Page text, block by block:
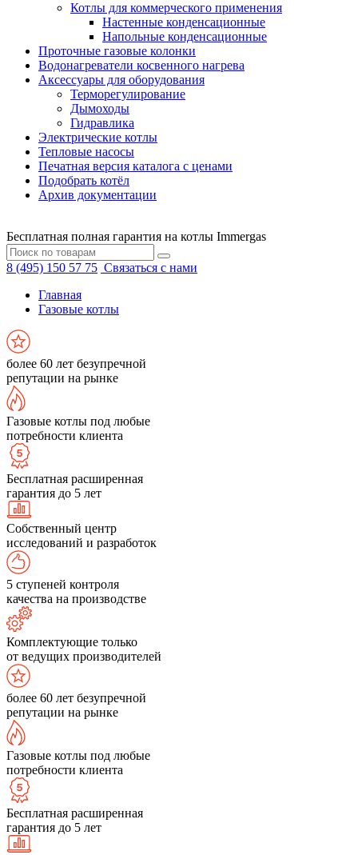
Котлы для коммерческого применения
Настенные конденсационные
Напольные конденсационные
Проточные газовые колонки
Водонагреватели косвенного нагрева
Аксессуары для оборудования
Терморегулирование
Дымоходы
Гидравлика
Электрические котлы
Тепловые насосы
Печатная версия каталога с ценами
Подобрать котёл
Архив документации
Бесплатная полная гарантия на котлы Immergas
8 (495) 150 57 75 Связаться с нами
Главная
Газовые котлы
более 60 лет безупречной
репутации на рынке
Газовые котлы под любые
потребности клиента
Бесплатная расширенная
гарантия до 5 лет
Собственный центр
исследований и разработок
5 ступеней контроля
качества на производстве
Комплектующие только
от ведущих производителей
более 60 лет безупречной
репутации на рынке
Газовые котлы под любые
потребности клиента
Бесплатная расширенная
гарантия до 5 лет